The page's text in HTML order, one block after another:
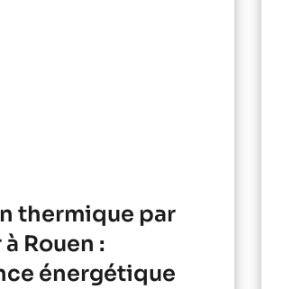
thermique par
Rouen :
énergétique